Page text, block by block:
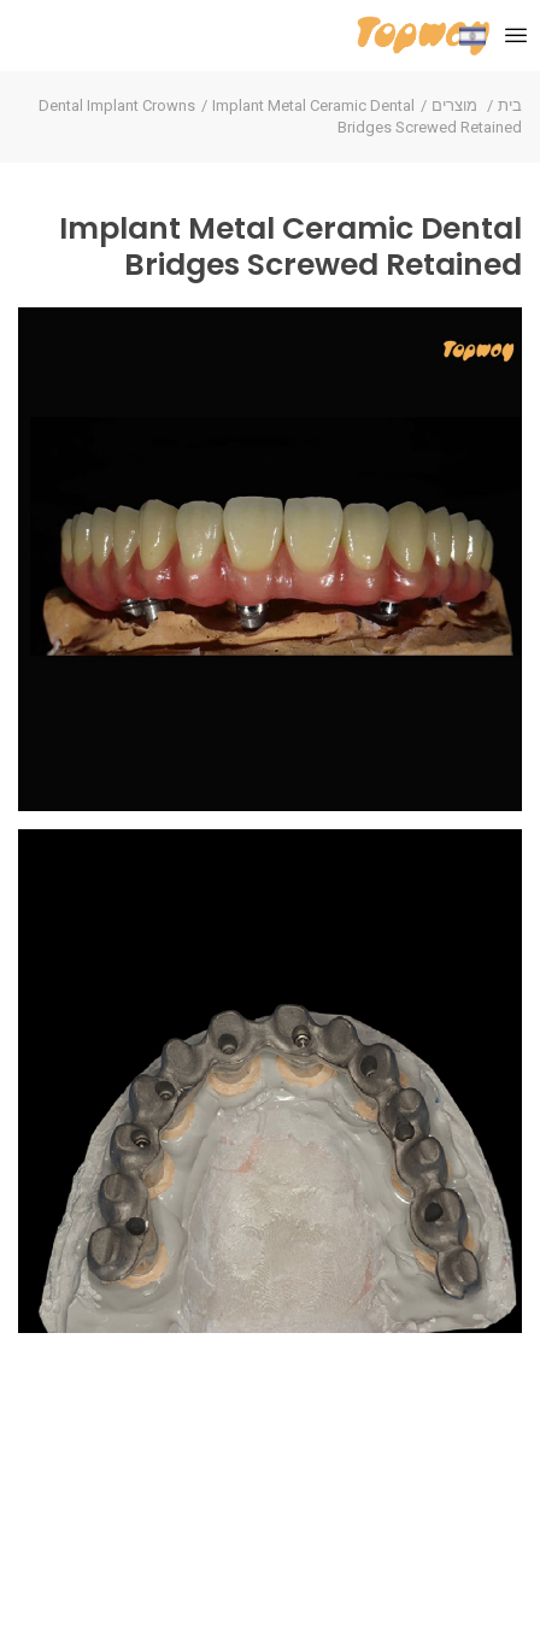
בית מוצרים Dental Implant Crowns
Implant Metal Ceramic Dental
Bridges Screwed Retained
Implant Metal Ceramic Dental
Bridges Screwed Retained